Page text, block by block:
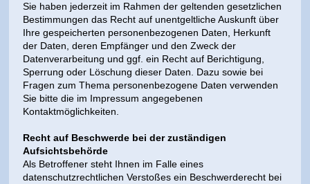
Sie haben jederzeit im Rahmen der geltenden gesetzlichen
Bestimmungen das Recht auf unentgeltliche Auskunft über
Ihre gespeicherten personenbezogenen Daten, Herkunft
der Daten, deren Empfänger und den Zweck der
Datenverarbeitung und ggf. ein Recht auf Berichtigung,
Sperrung oder Löschung dieser Daten. Dazu sowie bei
Fragen zum Thema personenbezogene Daten verwenden
Sie bitte die im Impressum angegebenen
Kontaktmöglichkeiten.
Recht auf Beschwerde bei der zuständigen
Aufsichtsbehörde
Als Betroffener steht Ihnen im Falle eines
datenschutzrechtlichen Verstoßes ein Beschwerderecht bei